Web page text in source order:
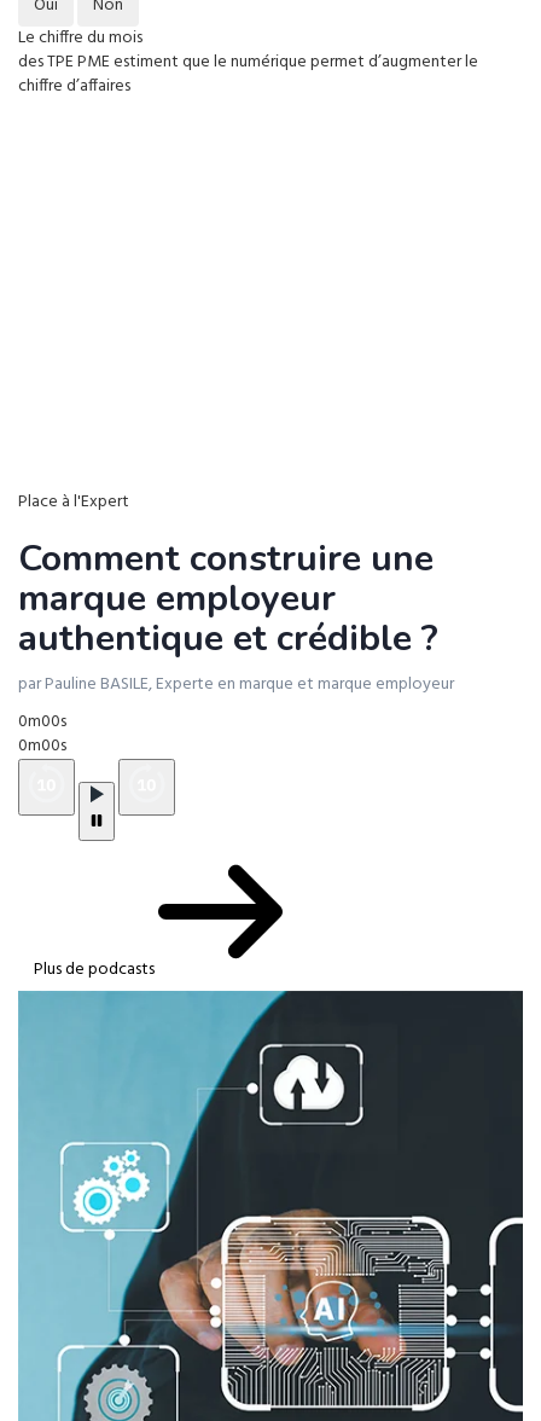
Le chiffre du mois
des TPE PME estiment que le numérique permet d’augmenter le
chiffre d’affaires
Place à l'Expert
Comment construire une
marque employeur
authentique et crédible ?
par Pauline BASILE, Experte en marque et marque employeur
0m00s
0m00s
Plus de podcasts